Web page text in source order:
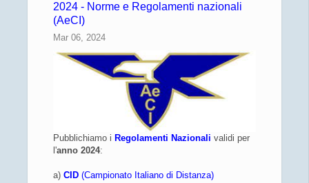
2024 - Norme e Regolamenti nazionali
(AeCI)
Mar 06, 2024
Pubblichiamo i Regolamenti Nazionali validi per
l'anno 2024:
a) CID(Campionato Italiano di Distanza)